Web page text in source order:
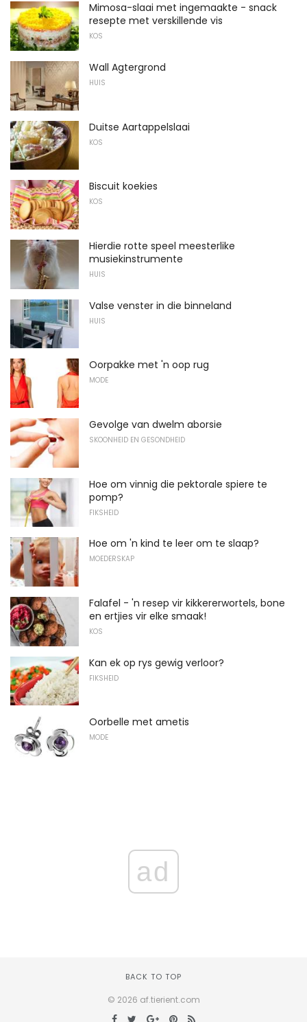
Mimosa-slaai met ingemaakte - snack
resepte met verskillende vis
KOS
Wall Agtergrond
HUIS
Duitse Aartappelslaai
KOS
Biscuit koekies
KOS
Hierdie rotte speel meesterlike
musiekinstrumente
HUIS
Valse venster in die binneland
HUIS
Oorpakke met 'n oop rug
MODE
Gevolge van dwelm aborsie
SKOONHEID EN GESONDHEID
Hoe om vinnig die pektorale spiere te
pomp?
FIKSHEID
Hoe om 'n kind te leer om te slaap?
MOEDERSKAP
Falafel - 'n resep vir kikkererwortels, bone
en ertjies vir elke smaak!
KOS
Kan ek op rys gewig verloor?
FIKSHEID
Oorbelle met ametis
MODE
ad
BACK TO TOP
© 2026 af.tierient.com